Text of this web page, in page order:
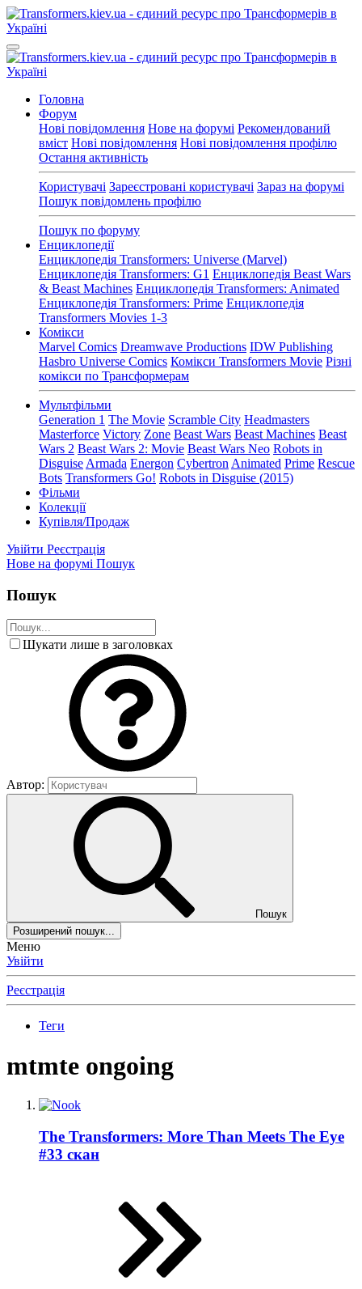
Головна
Форум
Нові повідомлення Нове на форумі Рекомендований
вміст Нові повідомлення Нові повідомлення профілю
Остання активність
Користувачі Зареєстровані користувачі Зараз на форумі
Пошук повідомлень профілю
Пошук по форуму
Енциклопедії
Енциклопедія Transformers: Universe (Marvel)
Енциклопедія Transformers: G1 Енциклопедія Beast Wars
& Beast Machines Енциклопедія Transformers: Animated
Енциклопедія Transformers: Prime Енциклопедія
Transformers Movies 1-3
Комікси
Marvel Comics Dreamwave Productions IDW Publishing
Hasbro Universe Comics Комікси Transformers Movie Різні
комікси по Трансформерам
Мультфільми
Generation 1 The Movie Scramble City Headmasters
Masterforce Victory Zone Beast Wars Beast Machines Beast
Wars 2 Beast Wars 2: Movie Beast Wars Neo Robots in
Disguise Armada Energon Cybertron Animated Prime Rescue
Bots Transformers Go! Robots in Disguise (2015)
Фільми
Колекції
Купівля/Продаж
Увійти Реєстрація
Нове на форумі Пошук
Пошук
Шукати лише в заголовках
Автор:
Пошук
Розширений пошук...
Меню
Увійти
Реєстрація
Теги
mtmte ongoing
The Transformers: More Than Meets The Eye
#33 скан